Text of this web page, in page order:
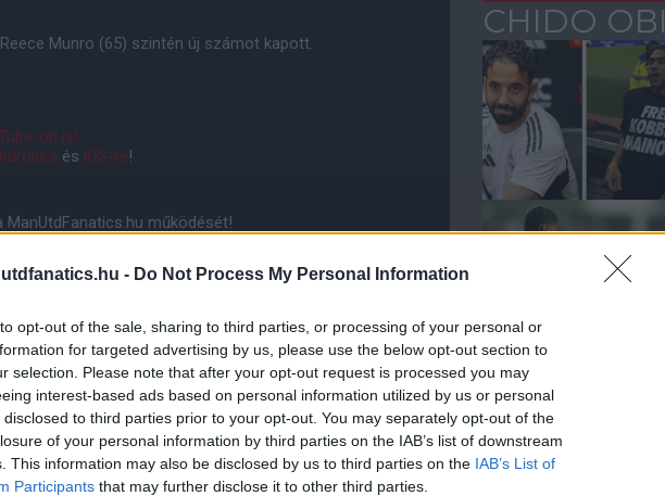
- Do Not Process My Personal Information
opt-out of the sale, sharing to third parties, or processing of your personal or
for targeted advertising by us, please use the below opt-out section to
selection. Please note that after your opt-out request is processed you may
interest-based ads based on personal information utilized by us or personal
disclosed to third parties prior to your opt-out. You may separately opt-out of the
of your personal information by third parties on the IAB’s list of downstream
This information may also be disclosed by us to third parties on the IAB’s List of
Participants that may further disclose it to other third parties.
Munro (65) szintén új számot kapott.
on is!
és iOS-re!
működését!
CHIDO OBI